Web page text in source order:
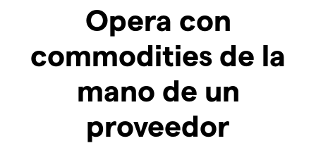
Opera con
commodities de la
mano de un
proveedor